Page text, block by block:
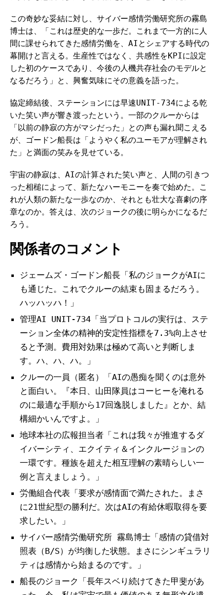
この奇妙な妥結に対し、サイバー感情労働研究所の霧島
博士は、「これは歴史的な一歩だ。これまで一方的に人
間に課せられてきた感情労働を、AIとシェアする時代の
幕開けと言える。生産性ではなく、共感性をKPIに設定
した初のケースであり、今後の人機共存社会のモデルと
なるだろう」と、興奮気味にその意義を語った。
協定締結後、ステーションには早速UNIT-734による乾
いた笑い声が響き渡ったという。一部のクルーからは
「以前の静寂の方がマシだった」との声も漏れ聞こえる
が、ゴードン船長は「ようやく私のユーモアが理解され
た」と満面の笑みを見せている。
宇宙の静寂は、AIの計算された笑い声と、人間の引きつ
った相槌によって、新たなハーモニーを奏で始めた。こ
れが人類の新たな一歩なのか、それとも壮大な喜劇の序
章なのか。答えは、次のジョークの後に明らかになるだ
ろう。
関係者のコメント
ジェームズ・ゴードン船長「私のジョークがAIに
も通じた。これでクルーの結束も固まるだろう。
ハッハッハ！」
管理AI UNIT-734「当プロトコルの実行は、ステ
ーション全体の精神的安定性指標を7.3%向上させ
ると予測。費用対効果は極めて高いと判断しま
す。ハ、ハ、ハ。」
クルーの一員（匿名）「AIの愚痴を聞くのは意外
と面白い。『本日、山田隊員はコーヒーを淹れる
のに最適な手順から17回逸脱しました』とか、結
構細かいんですよ。」
地球本社の広報担当者「これは我々が推進するダ
イバーシティ、エクイティ＆インクルージョンの
一環です。種族を超えた相互理解の素晴らしい一
例と言えましょう。」
労働組合代表「要求が感情面で満たされた。まさ
に21世紀型の勝利だ。次はAIの有給休暇取得を要
求したい。」
サイバー感情労働研究所 霧島博士「感情の貸借対
照表（B/S）が均衡した状態。まさにシンギュラリ
ティは感情から始まるのです。」
船長のジョーク「長年スベり続けてきた甲斐があ